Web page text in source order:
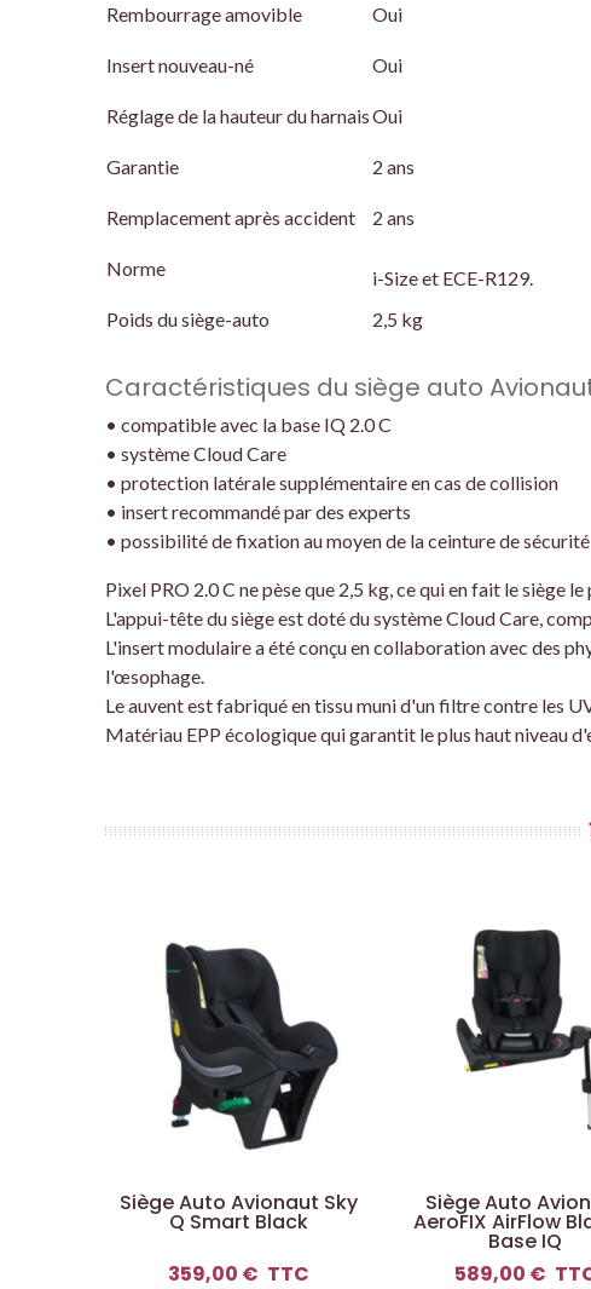
Rembourrage amovible Oui
Insert nouveau-né Oui
Réglage de la hauteur du harnaisOui
Garantie 2 ans
Remplacement après accident 2 ans
Norme
i-Size et ECE-R129.
Poids du siège-auto
2,5 kg
Caractéristiques du siège auto Avionaut
• compatible avec la base IQ 2.0 C
• système Cloud Care
• protection latérale supplémentaire en cas de collision
• insert recommandé par des experts
• possibilité de fixation au moyen de la ceinture de sécurité
Pixel PRO 2.0 C ne pèse que 2,5 kg, ce qui en fait le siège
L'appui-tête du siège est doté du système Cloud Care,
L'insert modulaire a été conçu en collaboration avec des
l'œsophage.
Le auvent est fabriqué en tissu muni d'un filtre contre les
Matériau EPP écologique qui garantit le plus haut niveau
Siège Auto Avionaut Sky
Q Smart Black
359,00 € TTC
Siège Auto
AeroFIX AirFlow
Base IQ
589,00 €